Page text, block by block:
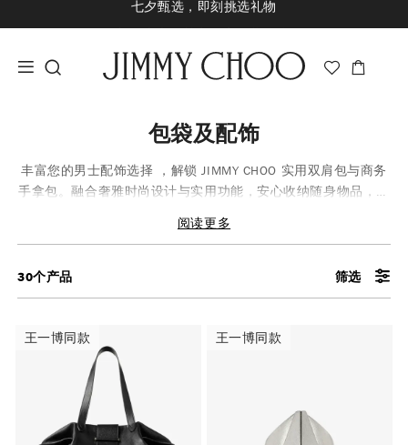
新品上市，尊享至高24期免息
王一博心意礼赠，购指定款即享限量挂饰
包袋及配饰
丰富您的男士配饰选择 ，解锁 JIMMY CHOO 实用双肩包与商务
手拿包。融合奢雅时尚设计与实用功能，安心收纳随身物品，彰
合。
阅读更多
30个产品 筛选
王一博同款 王一博同款
王一博同款 王一博同款